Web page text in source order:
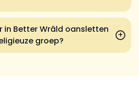
in Better Wrâld oansletten
groep?
+